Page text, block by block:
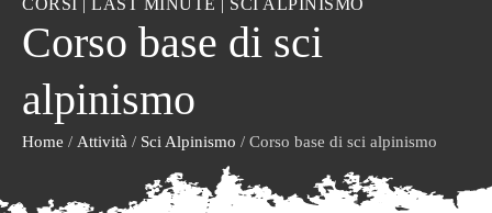
CORSI | LAST MINUTE | SCI ALPINISMO
Corso base di sci
alpinismo
Home / Attività / Sci Alpinismo / Corso base di sci alpinismo